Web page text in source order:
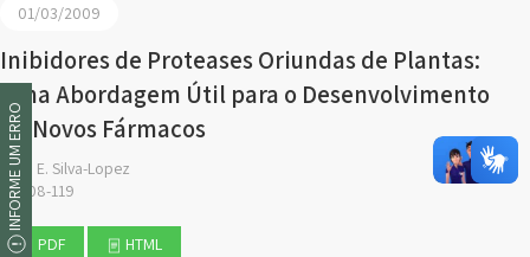
01/03/2009
Inibidores de Proteases Oriundas de Plantas:
Uma Abordagem Útil para o Desenvolvimento
de Novos Fármacos
R. E. Silva-Lopez
108-119
PDF HTML
INFORME UM ERRO